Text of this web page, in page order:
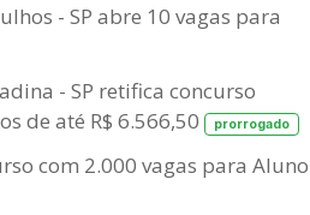
- SP abre 10 vagas para
- SP retifica concurso
de até R$ 6.566,50
prorrogado
com 2.000 vagas para